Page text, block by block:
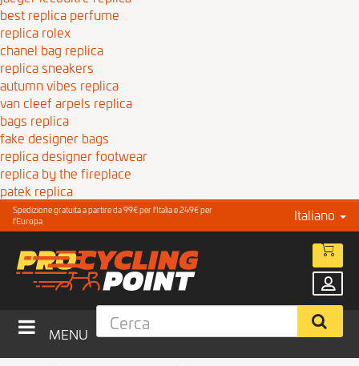
best replica perfume
replica rolex
chanel bag replica
replica sneakers
autumn vibes replica
van cleef arpels replica
bags replica
fake designer bags
replica designer footwear
replica by the fireplace
patek replica
Spedizione gratuita a partire da 99€ per l'Italia e 249€ per
l'Europa
Italiano
MENU